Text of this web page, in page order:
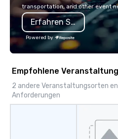
transportation, and other event
Erfahren Sie mehr
Powered by
Empfohlene
2 andere Veranstaltungsorten
Anforderungen